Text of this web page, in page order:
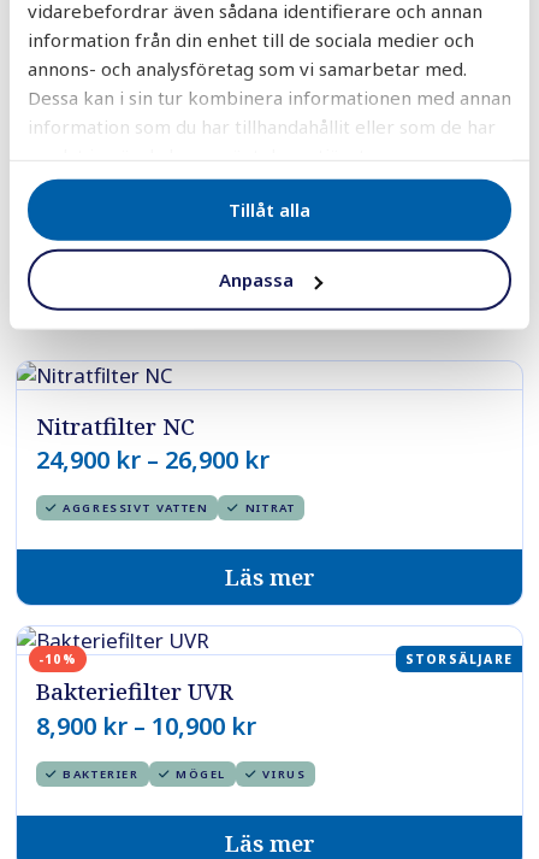
vidarebefordrar även sådana identifierare och annan
information från din enhet till de sociala medier och
annons- och analysföretag som vi samarbetar med.
Dessa kan i sin tur kombinera informationen med annan
information som du har tillhandahållit eller som de har
Tillåt alla
Anpassa
Varför luktar vatten illa? Doften av ruttna ägg
eller prutt kan oftast härledas till svavelväte
eller metangas. Dessa gaser finns i
berggrunden naturligt. En högre halt av
DELA:
PÅ
FACEBOOK
PÅ
TWITTER
DELA
PÅ
LINKEDIN
DELA
PÅ
PINTEREST
Nitratfilter NC
24,900 kr – 26,900 krPrisintervall:
24,900 kr
till
26,900 kr
AGGRESSIVT VATTEN NITRAT
Läs mer
-10% STORSÄLJARE
Bakteriefilter UVR
8,900 kr – 10,900 krPrisintervall:
8,900 kr
till
10,900 kr
BAKTERIER MÖGEL VIRUS
Läs mer